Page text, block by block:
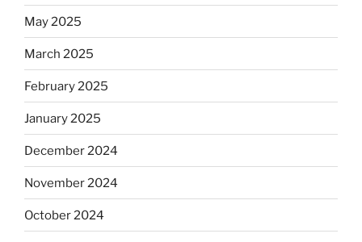
May 2025
March 2025
February 2025
January 2025
December 2024
November 2024
October 2024